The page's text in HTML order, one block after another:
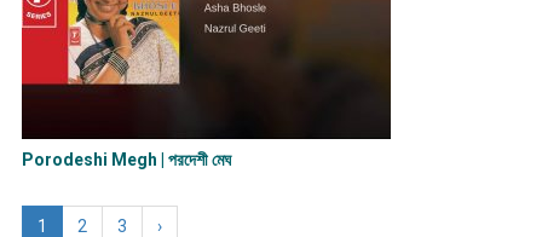
Porodeshi Megh | পরদেশী মেঘ
1 2 3 ›